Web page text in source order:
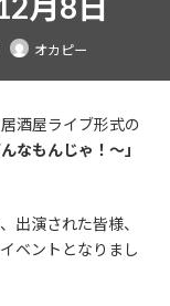
オカピー
酒屋ライブ形式の
なもんじゃ！〜」
出演された皆様、
ベントとなりまし